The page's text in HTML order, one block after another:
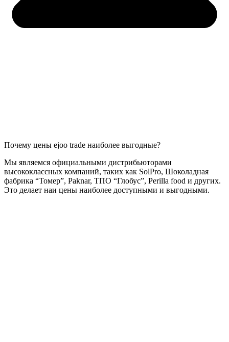
Почему цены ejoo trade наиболее выгодные?
Мы являемся официальными дистрибьюторами
высококлассных компаний, таких как SolPro, Шоколадная
фабрика “Томер”, Paknar, ТПО “Глобус”, Perilla food и других.
Это делает наи цены наиболее доступными и выгодными.